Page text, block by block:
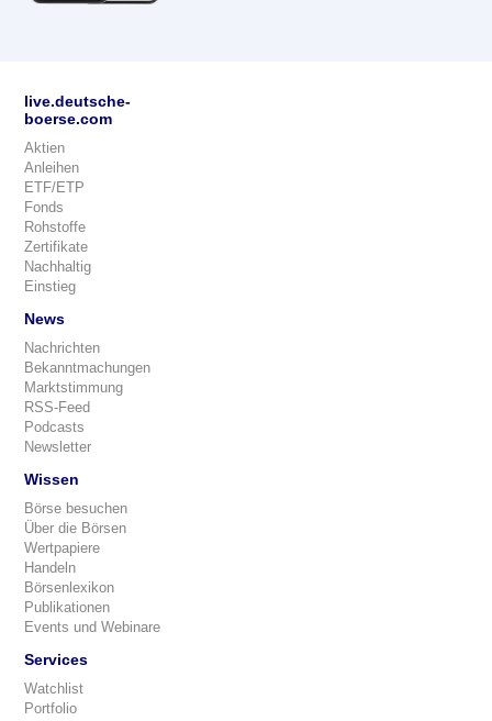
live.deutsche-
boerse.com
Aktien
Anleihen
ETF/ETP
Fonds
Rohstoffe
Zertifikate
Nachhaltig
Einstieg
News
Nachrichten
Bekanntmachungen
Marktstimmung
RSS-Feed
Podcasts
Newsletter
Wissen
Börse besuchen
Über die Börsen
Wertpapiere
Handeln
Börsenlexikon
Publikationen
Events und Webinare
Services
Watchlist
Portfolio